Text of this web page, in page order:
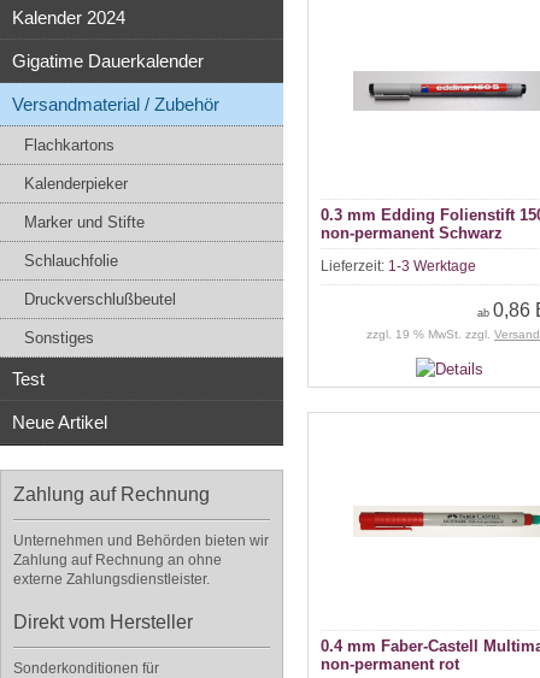
Kalender 2024
Gigatime Dauerkalender
Versandmaterial / Zubehör
Flachkartons
Kalenderpieker
Marker und Stifte
Schlauchfolie
Druckverschlußbeutel
Sonstiges
Test
Neue Artikel
Zahlung auf Rechnung
Unternehmen und Behörden bieten wir
Zahlung auf Rechnung an ohne
externe Zahlungsdienstleister.
Direkt vom Hersteller
Sonderkonditionen für
0.3 mm Edding Folienstift
non-permanent Schwarz
Lieferzeit: 1-3 Werktage
ab 0,86
zzgl. 19 % MwSt. zzgl.
0.4 mm Faber-Castell
non-permanent rot